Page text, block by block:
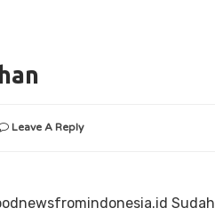
Leave A Reply
Sudah